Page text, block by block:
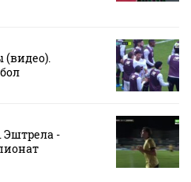
(видео).
Эштрела -